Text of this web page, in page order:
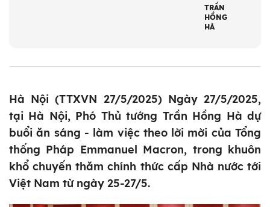
TRẦN
HỒNG
HÀ
Hà Nội (TTXVN 27/5/2025) Ngày 27/5/2025,
tại Hà Nội, Phó Thủ tướng Trần Hồng Hà dự
buổi ăn sáng - làm việc theo lời mời của Tổng
thống Pháp Emmanuel Macron, trong khuôn
khổ chuyến thăm chính thức cấp Nhà nước tới
Việt Nam từ ngày 25-27/5.